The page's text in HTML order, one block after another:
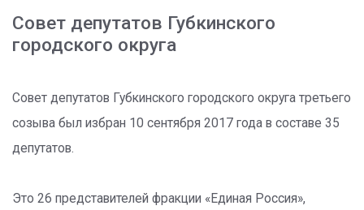
Совет депутатов Губкинского
городского округа
Совет депутатов Губкинского городского округа третьего
созыва был избран 10 сентября 2017 года в составе 35
депутатов.
Это 26 представителей фракции «Единая Россия»,